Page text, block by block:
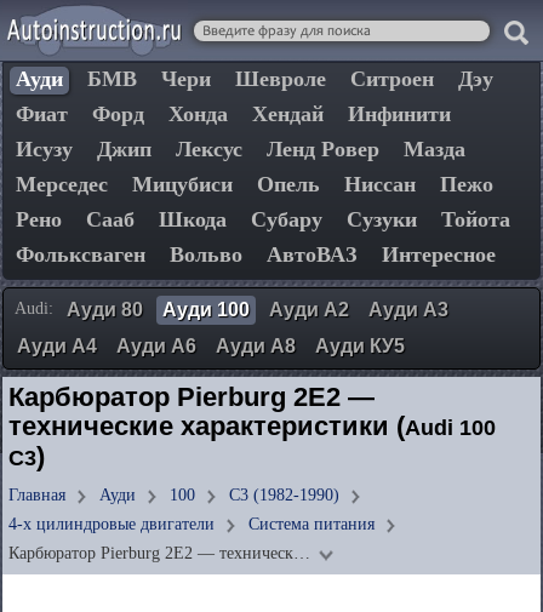
Ауди БМВ Чери Шевроле Ситроен
Дэу
Фиат
Форд Хонда Хендай
Инфинити
Исузу
Джип Лексус Ленд Ровер
Мазда
Мерседес
Мицубиси Опель Ниссан
Пежо
Рено
Сааб Шкода Субару Сузуки
Тойота
Фольксваген
Вольво АвтоВАЗ Интересное
Audi: Ауди 80 Ауди 100 Ауди А2
Ауди А3
Ауди А4
Ауди А6 Ауди А8 Ауди КУ5
Карбюратор Pierburg 2E2 —
технические характеристики (Audi 100
C3)
Главная Ауди 100
C3 (1982-1990)
4-х цилиндровые двигатели
Система питания
Карбюратор Pierburg 2E2 — техническ…